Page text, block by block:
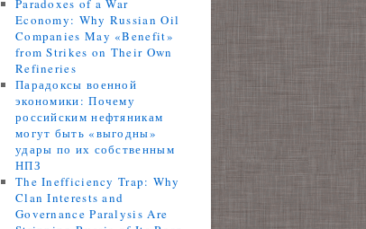
Paradoxes of a War
Economy: Why Russian Oil
Companies May «Benefit»
from Strikes on Their Own
Refineries
Парадоксы военной
экономики: Почему
российским нефтяникам
могут быть «выгодны»
удары по их собственным
НПЗ
The Inefficiency Trap: Why
Clan Interests and
Governance Paralysis Are